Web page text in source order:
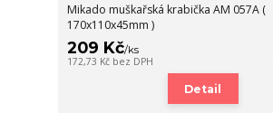
Mikado muškařská krabička AM 057A (
170x110x45mm )
209 Kč/ks
172,73 Kč bez DPH
Detail